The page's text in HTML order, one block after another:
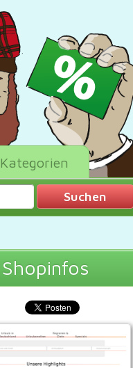
Kategorien
Shopinfos